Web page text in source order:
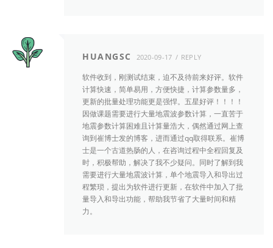
HUANGSC 2020-09-17 REPLY
软件收到，刚测试结束，迫不及待前来好评。软件
计算快速，简单易用，方便快捷，计算参数量多，
更新的批量处理功能更是强悍。五星好评！！！！
因做课题需要进行大量地震波参数计算，一直苦于
地震参数计算困难且计算量浩大，偶然通过网上查
询到崔博士发的博客，进而通过qq取得联系。崔博
士是一个古道热肠的人，在咨询过程中全程回复及
时，积极帮助，解决了我不少疑问。同时了解到我
需要进行大量地震波计算，单个地震导入和导出过
程繁琐，提出为软件进行更新，在软件中加入了批
量导入和导出功能，帮助我节省了大量时间和精
力。